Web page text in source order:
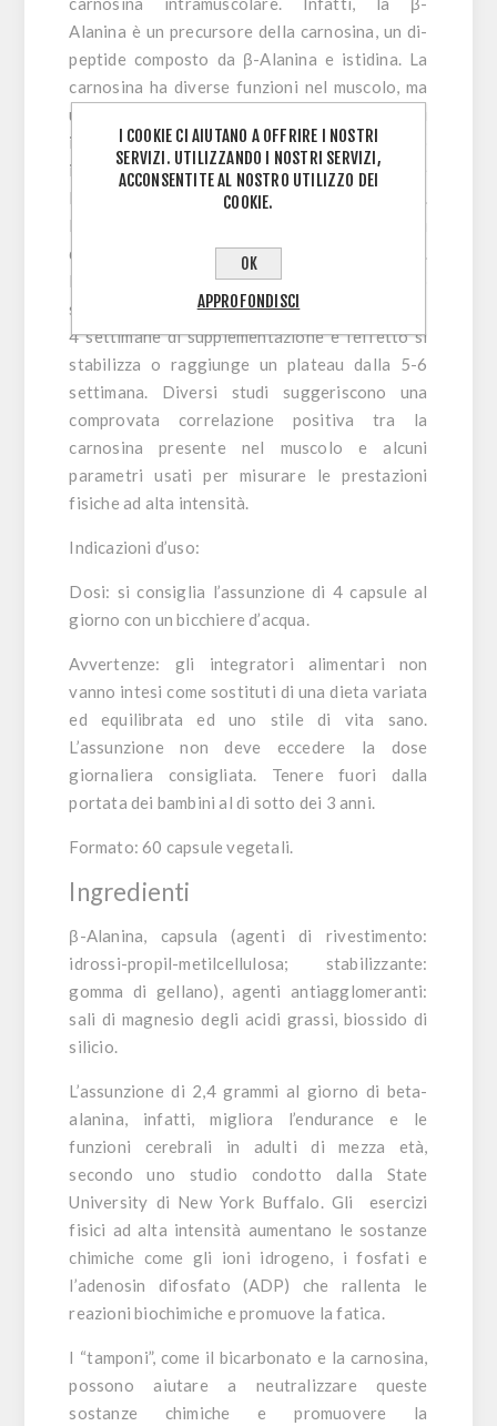
Alanina è un precursore della carnosina, un di-
peptide composto da β-Alanina e istidina. La
carnosina ha diverse funzioni nel muscolo, ma
una delle più rilevanti è quella di tamponare gli
ioni idrogeno prodotti durante l’esercizio
intenso. Questo tampone aiuta a ritardare
l’insorgere dell’acidità muscolare e della fatica.
La saturazione graduale delle riserve muscolari
di carnosina può richiedere diverse settimane.
In generale, si osserva un aumento
significativo della carnosina muscolare dopo 2-
4 settimane di supplementazione e l’effetto si
stabilizza o raggiunge un plateau dalla 5-6
settimana. Diversi studi suggeriscono una
comprovata correlazione positiva tra la
carnosina presente nel muscolo e alcuni
parametri usati per misurare le prestazioni
fisiche ad alta intensità.
Indicazioni d’uso:
Dosi: si consiglia l’assunzione di 4 capsule al
giorno con un bicchiere d’acqua.
Avvertenze: gli integratori alimentari non
vanno intesi come sostituti di una dieta variata
ed equilibrata ed uno stile di vita sano.
L’assunzione non deve eccedere la dose
giornaliera consigliata. Tenere fuori dalla
portata dei bambini al di sotto dei 3 anni.
Formato: 60 capsule vegetali.
Ingredienti
β-Alanina, capsula (agenti di rivestimento:
idrossi-propil-metilcellulosa; stabilizzante:
gomma di gellano), agenti antiagglomeranti:
sali di magnesio degli acidi grassi, biossido di
silicio.
L’assunzione di 2,4 grammi al giorno di beta-
alanina, infatti, migliora l’endurance e le
funzioni cerebrali in adulti di mezza età,
secondo uno studio condotto dalla State
University di New York Buffalo. Gli esercizi
fisici ad alta intensità aumentano le sostanze
chimiche come gli ioni idrogeno, i fosfati e
l’adenosin difosfato (ADP) che rallenta le
reazioni biochimiche e promuove la fatica.
I “tamponi”, come il bicarbonato e la carnosina,
possono aiutare a neutralizzare queste
sostanze chimiche e promuovere la
I COOKIE CI AIUTANO A OFFRIRE I NOSTRI
SERVIZI. UTILIZZANDO I NOSTRI SERVIZI,
ACCONSENTITE AL NOSTRO UTILIZZO DEI
COOKIE.
OK
APPROFONDISCI